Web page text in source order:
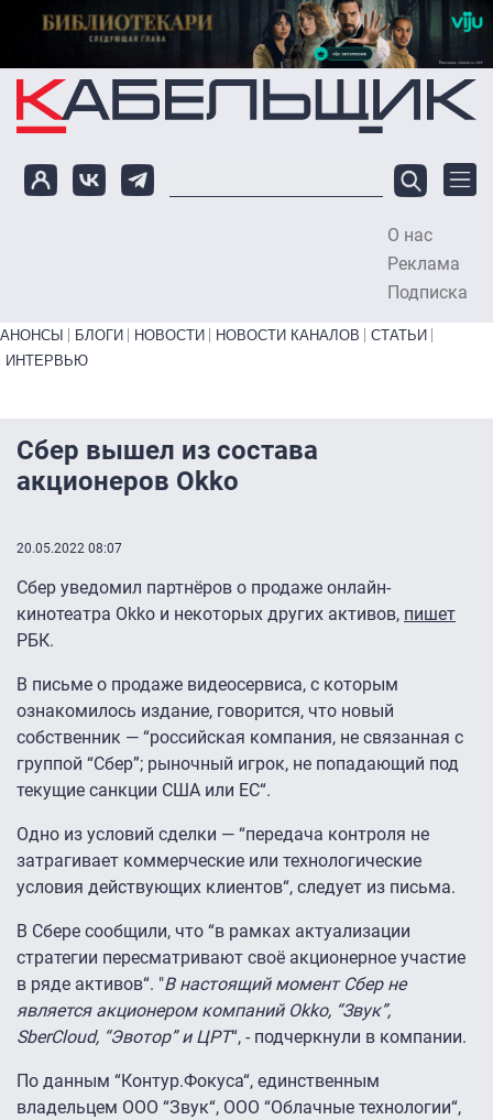
Перейти к основному содержанию
О нас
Реклама
Подписка
Primary links bottom
АНОНСЫ БЛОГИ НОВОСТИ НОВОСТИ КАНАЛОВ
СТАТЬИ
ИНТЕРВЬЮ
Сбер вышел из состава
акционеров Okko
20.05.2022 08:07
Сбер уведомил партнёров о продаже онлайн-
кинотеатра Okko и некоторых других активов, пишет
РБК.
В письме о продаже видеосервиса, с которым
ознакомилось издание, говорится, что новый
собственник — “российская компания, не связанная с
группой “Сбер”; рыночный игрок, не попадающий под
текущие санкции США или ЕС“.
Одно из условий сделки — “передача контроля не
затрагивает коммерческие или технологические
условия действующих клиентов“, следует из письма.
В Сбере сообщили, что “в рамках актуализации
стратегии пересматривают своё акционерное участие
в ряде активов“. "В настоящий момент Сбер не
является акционером компаний Okko, “Звук”,
SberCloud, “Эвотор” и ЦРТ“, - подчеркнули в компании.
По данным “Контур.Фокуса“, единственным
владельцем ООО “Звук“, ООО “Облачные технологии“,